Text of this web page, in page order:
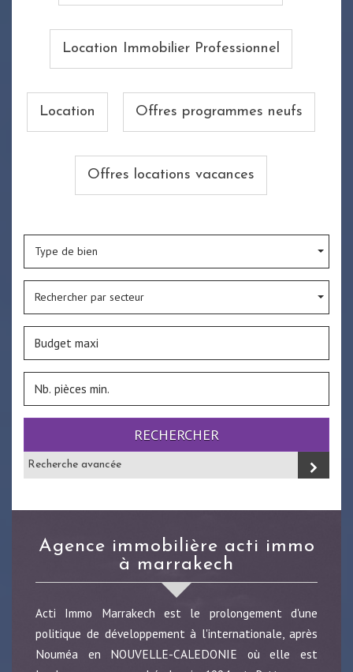
Location Immobilier Professionnel
Location Offres programmes neufs
Offres locations vacances
Type de bien
Rechercher par secteur
RECHERCHER
Recherche avancée
agence immobilière acti immo
à marrakech
Acti Immo Marrakech est le prolongement d'une
politique de développement à l'internationale, après
Nouméa en NOUVELLE-CALEDONIE où elle est